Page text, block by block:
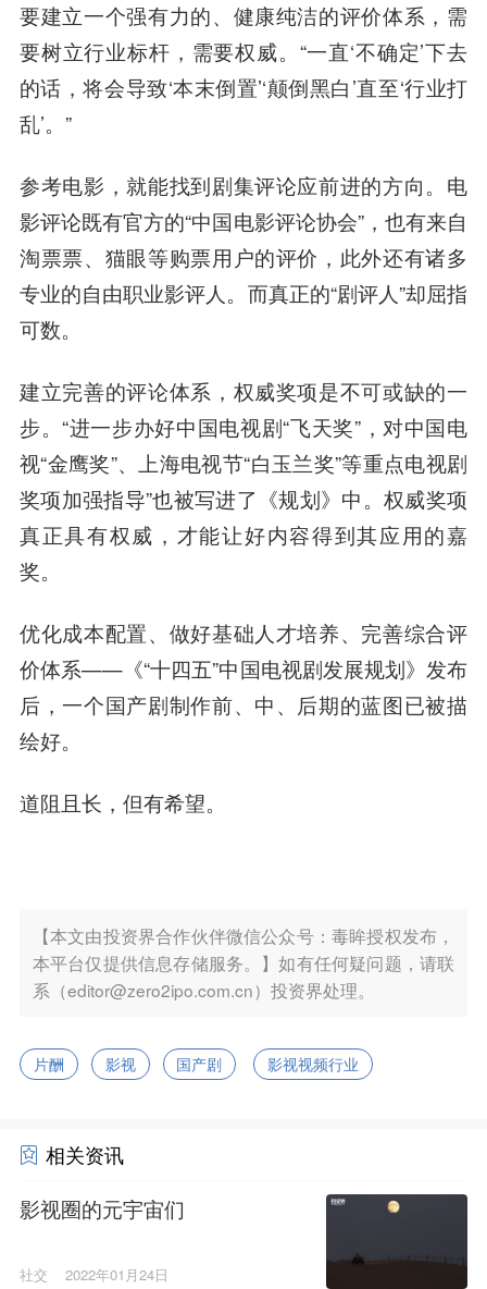
要建立一个强有力的、健康纯洁的评价体系，需
要树立行业标杆，需要权威。“一直‘不确定’下去
的话，将会导致‘本末倒置’‘颠倒黑白’直至‘行业打
乱’。”
参考电影，就能找到剧集评论应前进的方向。电
影评论既有官方的“中国电影评论协会”，也有来自
淘票票、猫眼等购票用户的评价，此外还有诸多
专业的自由职业影评人。而真正的“剧评人”却屈指
可数。
建立完善的评论体系，权威奖项是不可或缺的一
步。“进一步办好中国电视剧“飞天奖”，对中国电
视“金鹰奖”、上海电视节“白玉兰奖”等重点电视剧
奖项加强指导”也被写进了《规划》中。权威奖项
真正具有权威，才能让好内容得到其应用的嘉
奖。
优化成本配置、做好基础人才培养、完善综合评
价体系——《“十四五”中国电视剧发展规划》发布
后，一个国产剧制作前、中、后期的蓝图已被描
绘好。
道阻且长，但有希望。
【本文由投资界合作伙伴微信公众号：毒眸授权发布，
本平台仅提供信息存储服务。】如有任何疑问题，请联
系（editor@zero2ipo.com.cn）投资界处理。
片酬 影视 国产剧 影视视频行业
相关资讯
影视圈的元宇宙们
社交 2022年01月24日